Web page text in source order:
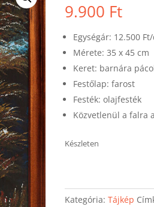
9.900 Ft
Egységár: 12.500
Mérete: 35 x 45 cm
Keret: barnára
Festőlap: farost
Festék: olajfesték
Közvetlenül a falra
Készleten
Kategória:Tájkép